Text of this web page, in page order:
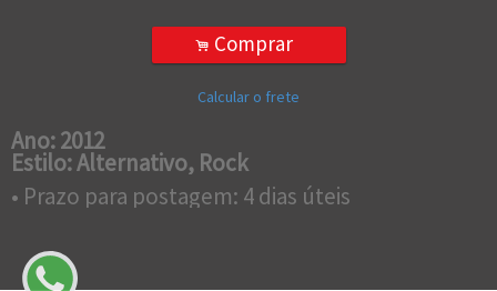
. Comprar
Calcular o frete
Ano: 2012
Estilo: Alternativo, Rock
• Prazo para postagem: 4 dias úteis